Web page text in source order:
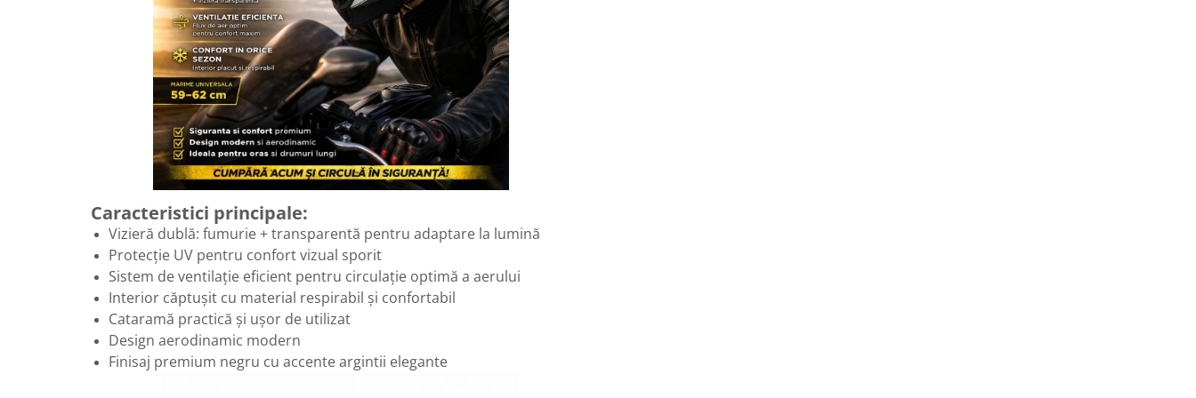
Caracteristici principale:
Vizieră dublă: fumurie + transparentă pentru adaptare la lumină
Protecție UV pentru confort vizual sporit
Sistem de ventilație eficient pentru circulație optimă a aerului
Interior căptușit cu material respirabil și confortabil
Cataramă practică și ușor de utilizat
Design aerodinamic modern
Finisaj premium negru cu accente argintii elegante